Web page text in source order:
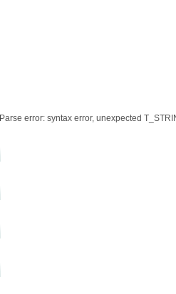
Parse error: syntax error, unexpected